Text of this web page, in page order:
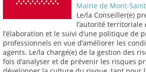
Mairie de Mont-
Le/la Conseiller(e)
l’autorité territoriale
l’élaboration et le suivi d’une politique de
professionnels en vue d’améliorer les
agents. Le/la chargé(e) de la gestion des
fois d’analyser et de prévenir les risques